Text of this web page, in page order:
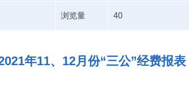
浏览量 40
年11、12月份“三公”经费报表